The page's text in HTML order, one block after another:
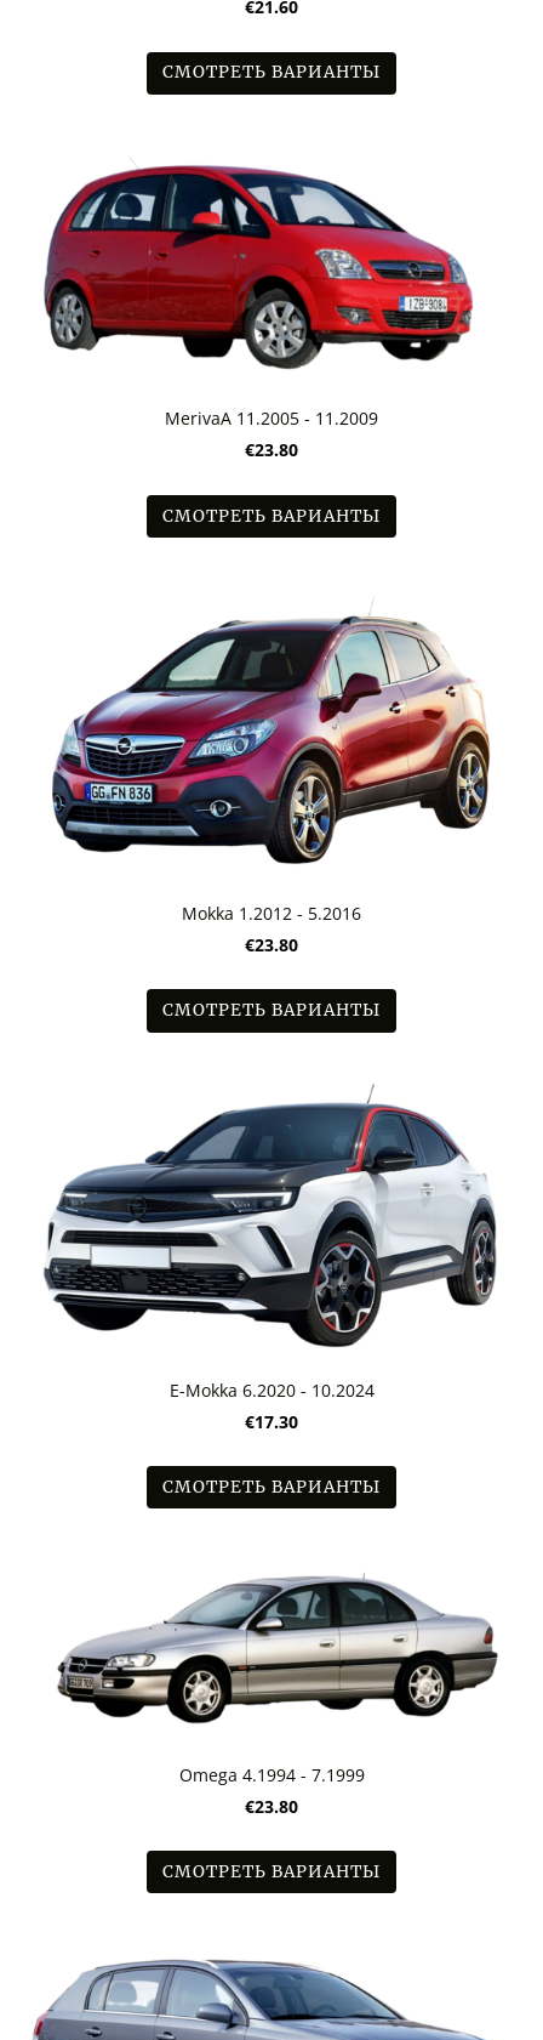
€21.60
СМОТРЕТЬ ВАРИАНТЫ
MerivaA 11.2005 - 11.2009
€23.80
СМОТРЕТЬ ВАРИАНТЫ
Mokka 1.2012 - 5.2016
€23.80
СМОТРЕТЬ ВАРИАНТЫ
E-Mokka 6.2020 - 10.2024
€17.30
СМОТРЕТЬ ВАРИАНТЫ
Omega 4.1994 - 7.1999
€23.80
СМОТРЕТЬ ВАРИАНТЫ